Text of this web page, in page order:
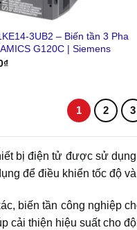
3UB2 – Biến tần 3 Pha
G120C | Siemens
₫
1 2 3
bị điện tử được sử
để điều khiển tốc độ
biến tần công nghiệp
cải thiện hiệu suất cho